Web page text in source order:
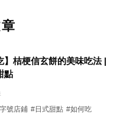
】桔梗信玄餅的美味吃法 |
點
號店鋪 #日式甜點 #如何吃